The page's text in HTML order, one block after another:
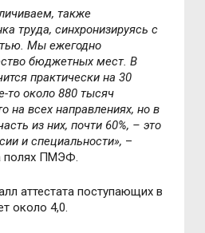
также
труда, синхронизируясь с
Мы ежегодно
бюджетных мест. В
практически на 30
то около 880 тысяч
на всех направлениях, но в
из них, почти 60%, – это
и специальности», –
полях ПМЭФ.
аттестата поступающих в
около 4,0.